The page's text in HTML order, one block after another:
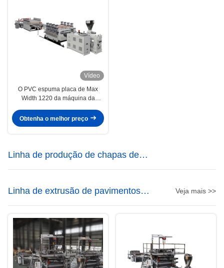
Vídeo
O PVC espuma placa de Max
Width 1220 da máquina da
máquina 400kg/H
Obtenha o melhor preço
Linha de produção de chapas de
mármore de PVC
Linha de extrusão de pavimentos
SPC
Veja mais >>